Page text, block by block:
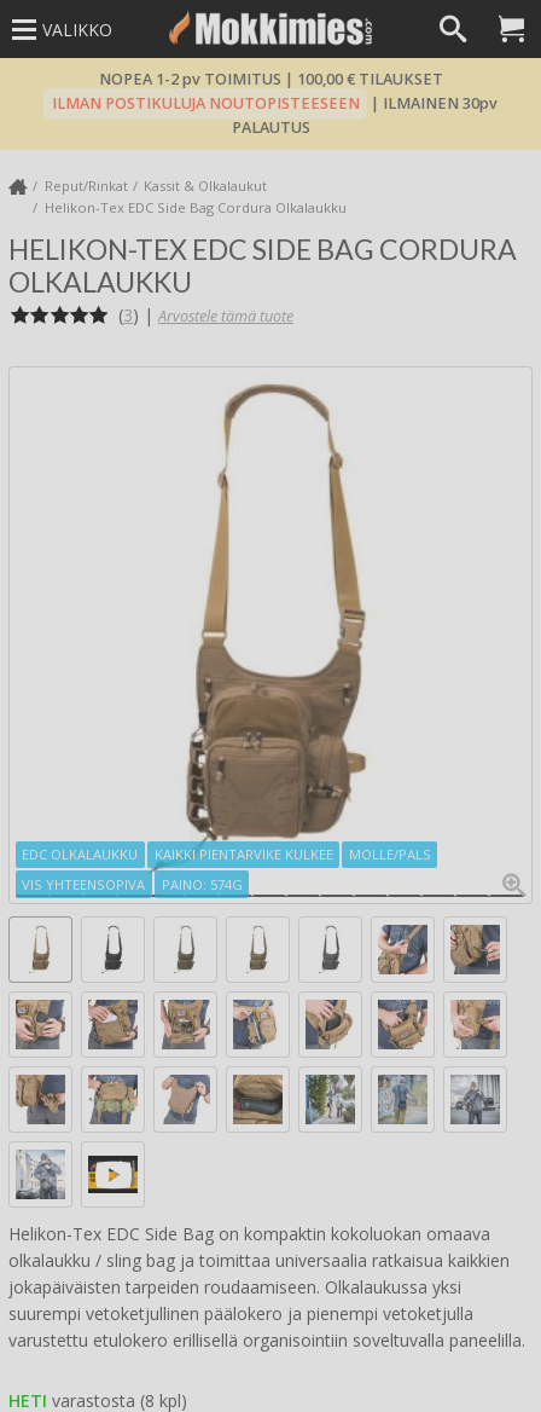
VALIKKO
NOPEA 1-2 pv TOIMITUS | 100,00 € TILAUKSET
ILMAN POSTIKULUJA NOUTOPISTEESEEN
| ILMAINEN 30pv
PALAUTUS
Reput/Rinkat
Kassit & Olkalaukut
Helikon-Tex EDC Side Bag Cordura Olkalaukku
HELIKON-TEX EDC SIDE BAG CORDURA
OLKALAUKKU
(3) |Arvostele tämä tuote
EDC OLKALAUKKU KAIKKI PIENTARVIKE KULKEE
MOLLE/PALS
VIS YHTEENSOPIVA
PAINO: 574G
Helikon-Tex EDC Side Bag on kompaktin kokoluokan omaava
olkalaukku / sling bag ja toimittaa universaalia ratkaisua kaikkien
jokapäiväisten tarpeiden roudaamiseen. Olkalaukussa yksi
suurempi vetoketjullinen päälokero ja pienempi vetoketjulla
varustettu etulokero erillisellä organisointiin soveltuvalla paneelilla.
HETI varastosta (8 kpl)